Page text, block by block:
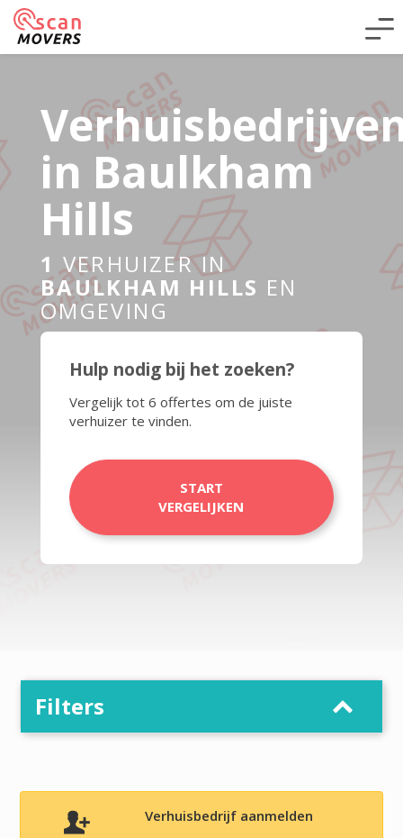
in Baulkham
Hills
1 VERHUIZER IN
BAULKHAM HILLS EN
OMGEVING
Hulp nodig bij het zoeken?
Vergelijk tot 6 offertes om de juiste
verhuizer te vinden.
START
VERGELIJKEN
Filters
Verhuisbedrijf aanmelden